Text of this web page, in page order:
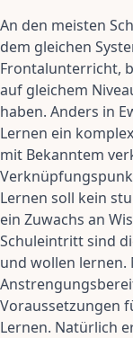
An den meisten
dem gleichen
Frontalunterricht,
auf gleichem
haben. Anders in
Lernen ein
mit Bekanntem
Lernen soll kein
ein Zuwachs an
Schuleintritt sind
und wollen lernen.
Voraussetzungen
Lernen. Natürlich